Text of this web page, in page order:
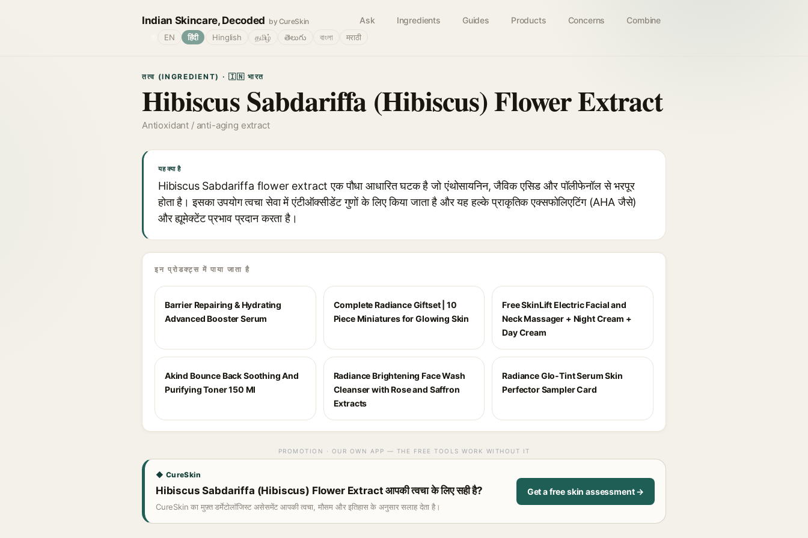
Indian Skincare, Decoded by CureSkin Ask Ingredients Guides Products Concerns Combine
EN हिंदी Hinglish தமிழ் తెలుగు বাংলা मराठी
तत्व (INGREDIENT) · 🇮🇳 भारत
Hibiscus Sabdariffa (Hibiscus) Flower Extract
Antioxidant / anti-aging extract
यह क्या है
Hibiscus Sabdariffa flower extract एक पौधा आधारित घटक है जो एंथोसायनिन, जैविक एसिड और पॉलीफेनॉल से भरपूर
होता है। इसका उपयोग त्वचा सेवा में एंटीऑक्सीडेंट गुणों के लिए किया जाता है और यह हल्के प्राकृतिक एक्सफोलिएटिंग (AHA जैसे)
और ह्यूमेक्टेंट प्रभाव प्रदान करता है।
इन प्रोडक्ट्स में पाया जाता है
Barrier Repairing & Hydrating
Advanced Booster Serum
Complete Radiance Giftset | 10
Piece Miniatures for Glowing Skin
Free SkinLift Electric Facial and
Neck Massager + Night Cream +
Day Cream
Akind Bounce Back Soothing And
Purifying Toner 150 Ml
Radiance Brightening Face Wash
Cleanser with Rose and Saffron
Extracts
Radiance Glo-Tint Serum Skin
Perfector Sampler Card
PROMOTION · OUR OWN APP — THE FREE TOOLS WORK WITHOUT IT
◆ CureSkin
Hibiscus Sabdariffa (Hibiscus) Flower Extract आपकी त्वचा के लिए सही है?
CureSkin का मुफ़्त डर्मेटोलॉजिस्ट असेसमेंट आपकी त्वचा, मौसम और इतिहास के अनुसार सलाह देता है।
Get a free skin assessment →